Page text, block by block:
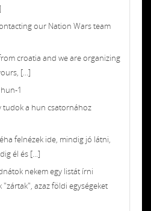
our Nation Wars team
croatia and we are organizing
[...]
1
tudok a hun csatornához
felnézek ide, mindig jó látni,
él és [...]
nekem egy listát írni
azaz földi egységeket